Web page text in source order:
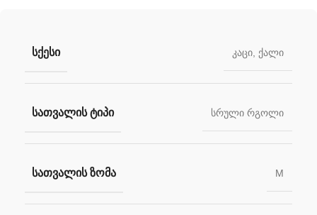
ᲡᲥᲔᲡᲘ კაცი, ქალი
ᲡᲐᲗᲕᲐᲚᲘᲡ ᲢᲘᲞᲘ სრული რგოლი
ᲡᲐᲗᲕᲐᲚᲘᲡ ᲖᲝᲛᲐ M